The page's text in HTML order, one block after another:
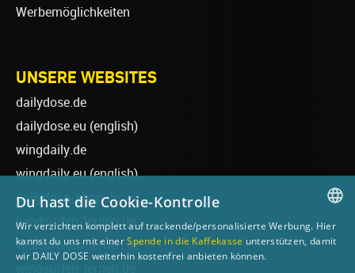
Werbemöglichkeiten
UNSERE WEBSITES
dailydose.de
dailydose.eu (english)
wingdaily.de
wingdaily.eu(english)
dailydose-shop.de
windsurfen-lernen.de
wellenreiten-lernen.de
GERMAN
Du hast die Cookie-Kontrolle
Wir verzichten komplett auf trackende/personalisierte Werbung. Hier
kannst du uns mit einerSpende in die Kaffekasse unterstützen, damit
wir DAILY DOSE weiterhin kostenfrei anbieten können.